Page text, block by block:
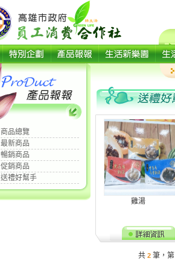
商品總覽
最新商品
暢銷商品
促銷商品
送禮好幫手
雞湯
共 2 筆，第